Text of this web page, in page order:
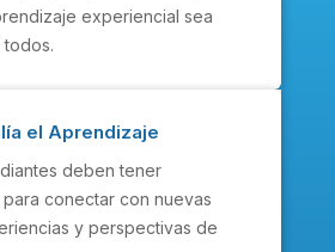
experiencial sea
el Aprendizaje
deben tener
conectar con nuevas
y perspectivas de